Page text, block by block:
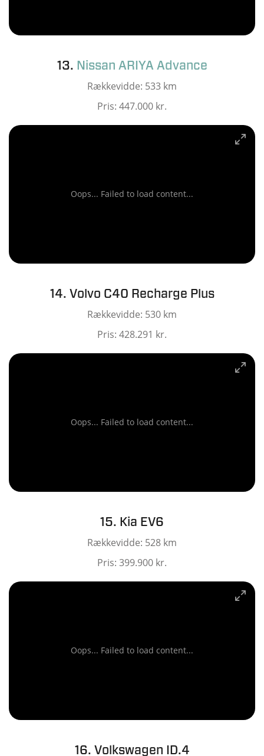
13. Nissan ARIYA Advance
Rækkevidde: 533 km
Pris: 447.000 kr.
Oops... Failed to load content...
14. Volvo C40 Recharge Plus
Rækkevidde: 530 km
Pris: 428.291 kr.
Oops... Failed to load content...
15. Kia EV6
Rækkevidde: 528 km
Pris: 399.900 kr.
Oops... Failed to load content...
16. Volkswagen ID.4